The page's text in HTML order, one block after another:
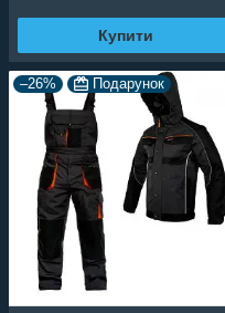
Купити
–26% Подарунок